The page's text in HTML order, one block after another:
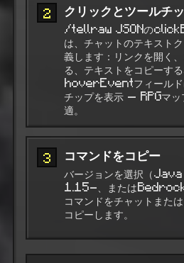
2 クリックとツールチ
/tellraw JSONの
は、チャットのテキスト
義します：リンクを開く
る、テキストをコピーする
hoverEventフィールド
チップを表示 — RPGマッ
適。
3 コマンドをコピー
バージョンを選択（
1.15-、または
コマンドをチャットまた
コピーします。